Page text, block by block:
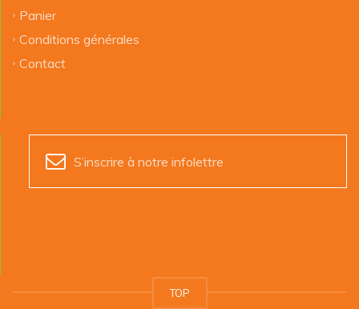
Panier
Conditions générales
Contact
S’inscrire à notre infolettre
TOP